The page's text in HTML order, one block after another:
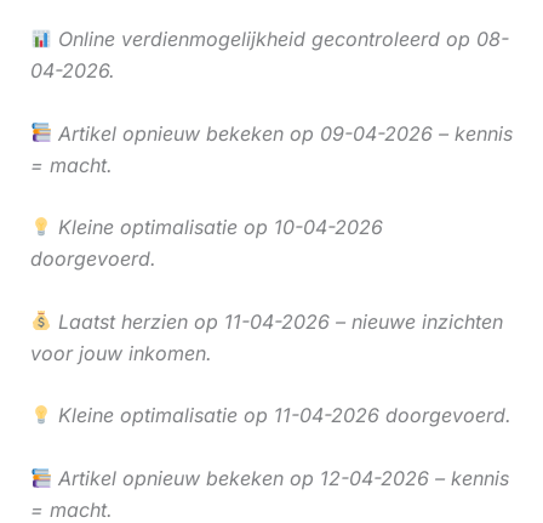
Online verdienmogelijkheid gecontroleerd op 08-
04-2026.
Artikel opnieuw bekeken op 09-04-2026 – kennis
= macht.
Kleine optimalisatie op 10-04-2026
doorgevoerd.
Laatst herzien op 11-04-2026 – nieuwe inzichten
voor jouw inkomen.
Kleine optimalisatie op 11-04-2026 doorgevoerd.
Artikel opnieuw bekeken op 12-04-2026 – kennis
= macht.